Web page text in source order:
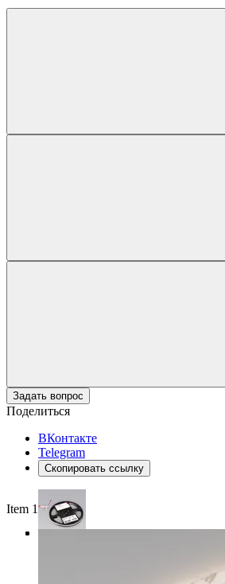
Задать вопрос
Поделиться
ВКонтакте
Telegram
Скопировать ссылку
Item 1 of 3